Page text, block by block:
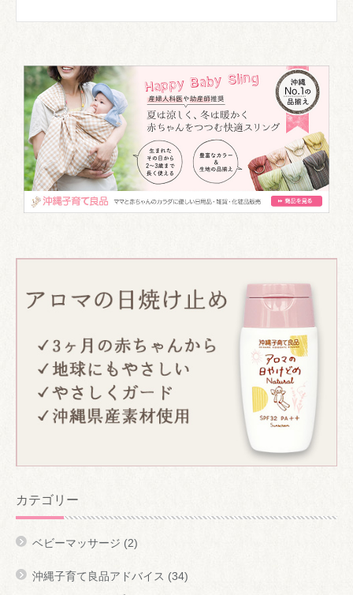
カテゴリー
ベビーマッサージ (2)
沖縄子育て良品アドバイス (34)